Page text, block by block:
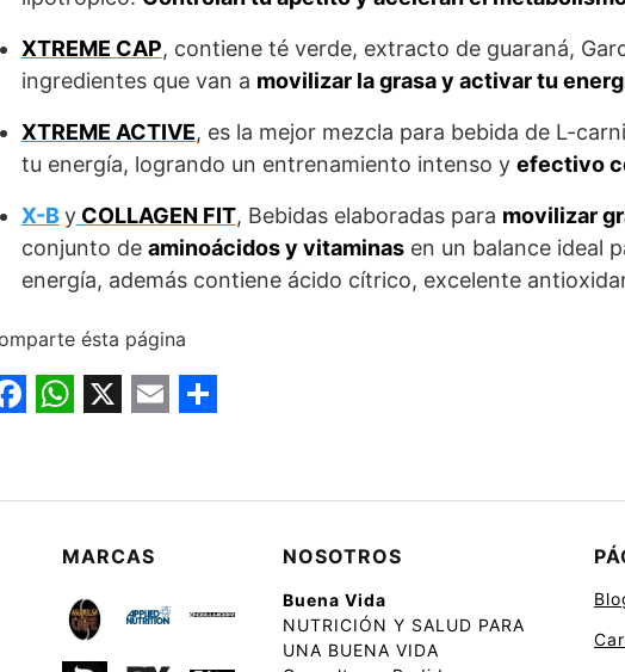
XTREME CAP, contiene té verde, extracto de guaraná,
ingredientes que van a movilizar la grasa y activar tu
XTREME ACTIVE, es la mejor mezcla para bebida de L-
tu energía, logrando un entrenamiento intenso y efectivo
X-B yCOLLAGEN FIT, Bebidas elaboradas para movilizar
conjunto de aminoácidos y vitaminasen un balance ideal
energía, además contiene ácido cítrico, excelente
ésta página
a
a
i
a
MARCAS NOSOTROS
Buena Vida
NUTRICIÓN Y SALUD PARA
UNA BUENA VIDA